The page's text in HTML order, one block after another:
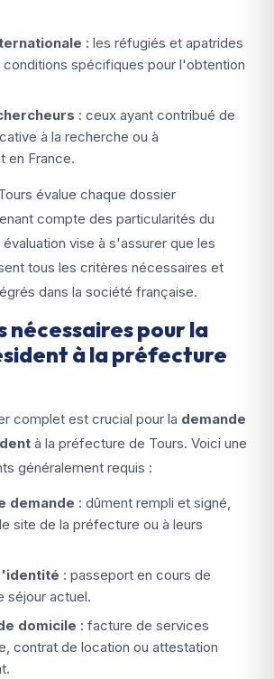
: les réfugiés et apatrides
spécifiques pour l'obtention
: ceux ayant contribué de
à la recherche ou à
en France.
évalue chaque dossier
compte des particularités du
vise à s'assurer que les
tous les critères nécessaires et
dans la société française.
nécessaires pour la
à la préfecture
complet est crucial pour la demande
à la préfecture de Tours. Voici une
généralement requis :
demande : dûment rempli et signé,
site de la préfecture ou à leurs
: passeport en cours de
séjour actuel.
domicile : facture de services
contrat de location ou attestation